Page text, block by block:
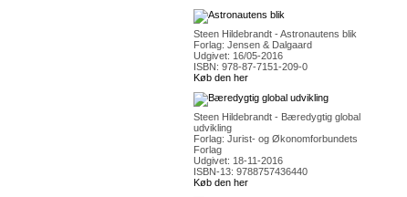
Steen Hildebrandt - Astronautens blik
Forlag: Jensen & Dalgaard
Udgivet: 16/05-2016
ISBN: 978-87-7151-209-0
Køb den her
Steen Hildebrandt - Bæredygtig global
udvikling
Forlag: Jurist- og Økonomforbundets
Forlag
Udgivet: 18-11-2016
ISBN-13: 9788757436440
Køb den her